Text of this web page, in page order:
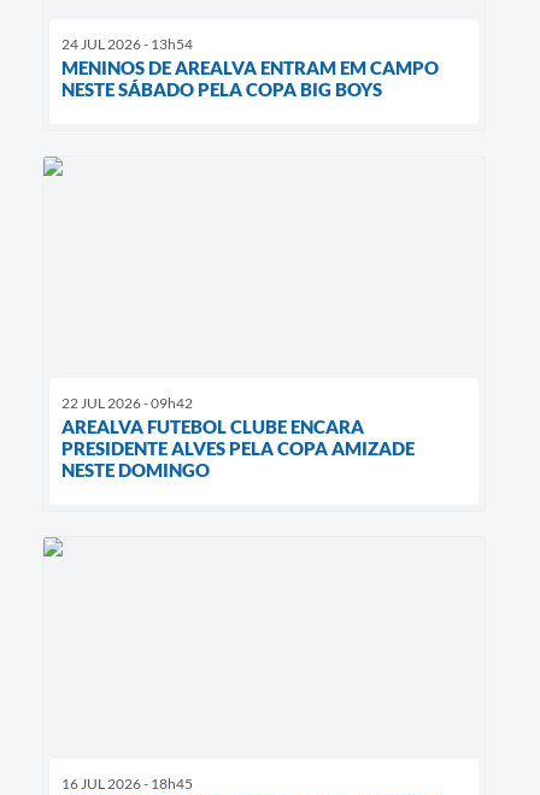
24 JUL 2026 - 13h54
MENINOS DE AREALVA ENTRAM EM CAMPO
NESTE SÁBADO PELA COPA BIG BOYS
22 JUL 2026 - 09h42
AREALVA FUTEBOL CLUBE ENCARA
PRESIDENTE ALVES PELA COPA AMIZADE
NESTE DOMINGO
16 JUL 2026 - 18h45